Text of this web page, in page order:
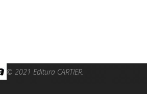
© 2021 Editura CARTIER.